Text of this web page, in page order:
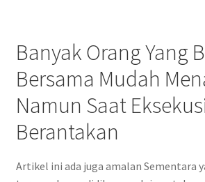
Banyak Orang Yang
Bersama Mudah
Namun Saat
Berantakan
Artikel ini ada juga amalan Sementara